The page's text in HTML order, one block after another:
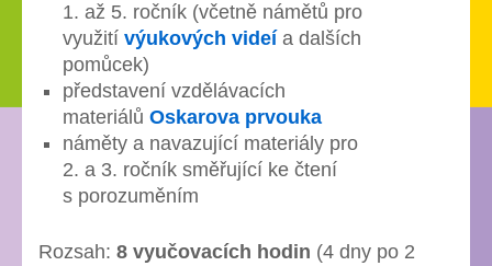
1. až 5. ročník (včetně námětů pro
využití výukových videí a dalších
pomůcek)
představení vzdělávacích
materiálů Oskarova prvouka
náměty a navazující materiály pro
2. a 3. ročník směřující ke čtení
s porozuměním
Rozsah: 8 vyučovacích hodin (4 dny po 2